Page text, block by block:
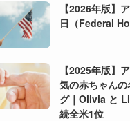
【2026年版】
日（Federal
【2025年版】
気の赤ちゃん
グ｜Olivia と
続全米1位